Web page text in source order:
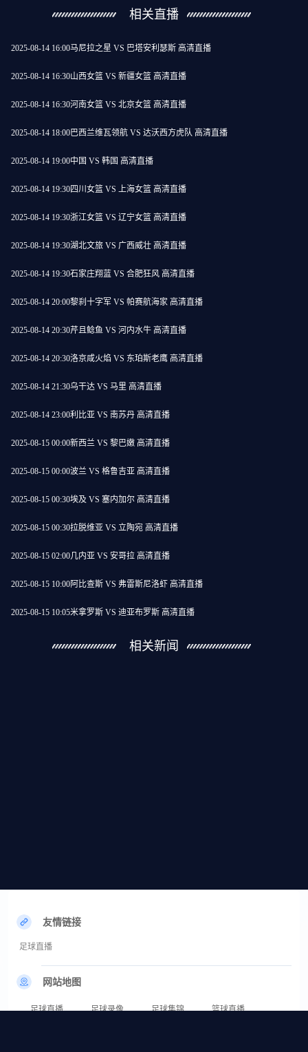
相关直播
2025-08-14 16:00马尼拉之星 VS 巴塔安利瑟斯 高清直播
2025-08-14 16:30山西女篮 VS 新疆女篮 高清直播
2025-08-14 16:30河南女篮 VS 北京女篮 高清直播
2025-08-14 18:00巴西兰维瓦领航 VS 达沃西方虎队 高清直播
2025-08-14 19:00中国 VS 韩国 高清直播
2025-08-14 19:30四川女篮 VS 上海女篮 高清直播
2025-08-14 19:30浙江女篮 VS 辽宁女篮 高清直播
2025-08-14 19:30湖北文旅 VS 广西威壮 高清直播
2025-08-14 19:30石家庄翔蓝 VS 合肥狂风 高清直播
2025-08-14 20:00黎刹十字军 VS 帕赛航海家 高清直播
2025-08-14 20:30芹且鲶鱼 VS 河内水牛 高清直播
2025-08-14 20:30洛京咸火焰 VS 东珀斯老鹰 高清直播
2025-08-14 21:30乌干达 VS 马里 高清直播
2025-08-14 23:00利比亚 VS 南苏丹 高清直播
2025-08-15 00:00新西兰 VS 黎巴嫩 高清直播
2025-08-15 00:00波兰 VS 格鲁吉亚 高清直播
2025-08-15 00:30埃及 VS 塞内加尔 高清直播
2025-08-15 00:30拉脱维亚 VS 立陶宛 高清直播
2025-08-15 02:00几内亚 VS 安哥拉 高清直播
2025-08-15 10:00阿比查斯 VS 弗雷斯尼洛虾 高清直播
2025-08-15 10:05米拿罗斯 VS 迪亚布罗斯 高清直播
相关新闻
友情链接
足球直播
网站地图
足球直播 足球录像 足球集锦 篮球直播